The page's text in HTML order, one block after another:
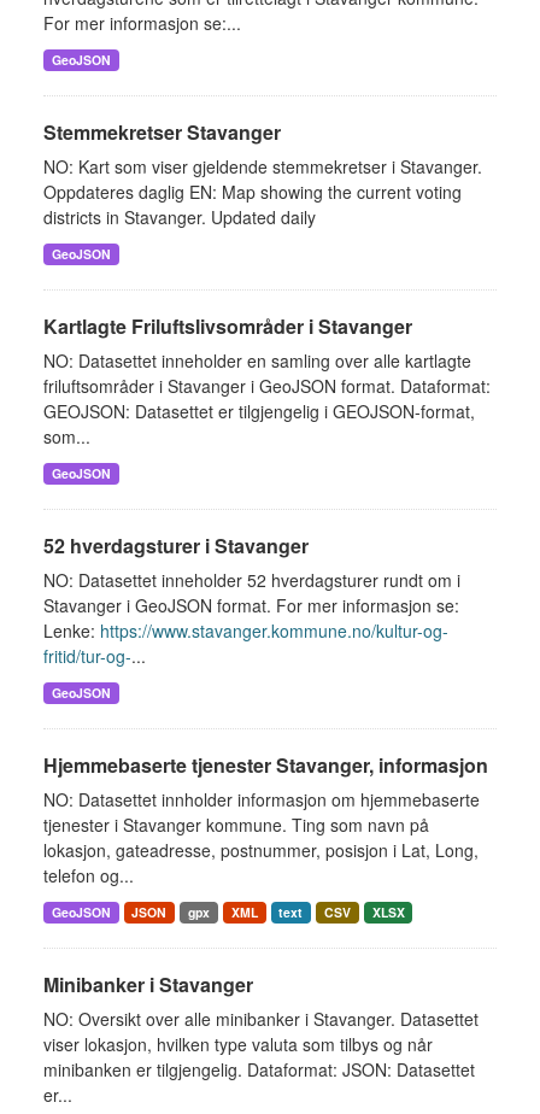
For mer informasjon se:...
GeoJSON
Stemmekretser Stavanger
NO: Kart som viser gjeldende stemmekretser i Stavanger.
Oppdateres daglig EN: Map showing the current voting
districts in Stavanger. Updated daily
GeoJSON
Kartlagte Friluftslivsområder i Stavanger
NO: Datasettet inneholder en samling over alle kartlagte
friluftsområder i Stavanger i GeoJSON format. Dataformat:
GEOJSON: Datasettet er tilgjengelig i GEOJSON-format,
som...
GeoJSON
52 hverdagsturer i Stavanger
NO: Datasettet inneholder 52 hverdagsturer rundt om i
Stavanger i GeoJSON format. For mer informasjon se:
Lenke: https://www.stavanger.kommune.no/kultur-og-
fritid/tur-og-...
GeoJSON
Hjemmebaserte tjenester Stavanger, informasjon
NO: Datasettet innholder informasjon om hjemmebaserte
tjenester i Stavanger kommune. Ting som navn på
lokasjon, gateadresse, postnummer, posisjon i Lat, Long,
telefon og...
GeoJSON JSON gpx XML text CSV XLSX
Minibanker i Stavanger
NO: Oversikt over alle minibanker i Stavanger. Datasettet
viser lokasjon, hvilken type valuta som tilbys og når
minibanken er tilgjengelig. Dataformat: JSON: Datasettet
er...